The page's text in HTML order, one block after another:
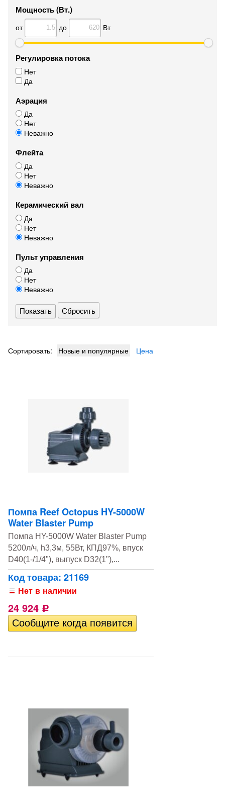
Мощность (Вт.)
от до Вт
Регулировка потока
Нет
Да
Аэрация
Да
Нет
Неважно
Флейта
Да
Нет
Неважно
Керамический вал
Да
Нет
Неважно
Пульт управления
Да
Нет
Неважно
Сбросить
Сортировать: Новые и популярные Цена
Помпа Reef Octopus HY-5000W
Water Blaster Pump
Помпа HY-5000W Water Blaster Pump
5200л/ч, h3,3м, 55Вт, КПД97%, впуск
D40(1-/1/4"), выпуск D32(1"),...
Код товара: 21169
Нет в наличии
24 924 Р